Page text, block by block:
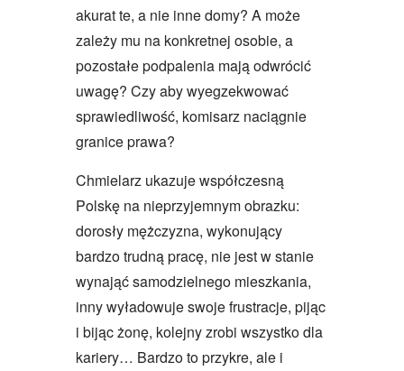
akurat te, a nie inne domy? A może
zależy mu na konkretnej osobie, a
pozostałe podpalenia mają odwrócić
uwagę? Czy aby wyegzekwować
sprawiedliwość, komisarz naciągnie
granice prawa?
Chmielarz ukazuje współczesną
Polskę na nieprzyjemnym obrazku:
dorosły mężczyzna, wykonujący
bardzo trudną pracę, nie jest w stanie
wynająć samodzielnego mieszkania,
inny wyładowuje swoje frustracje, pijąc
i bijąc żonę, kolejny zrobi wszystko dla
kariery… Bardzo to przykre, ale i